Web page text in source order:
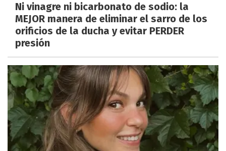
Ni vinagre ni bicarbonato de sodio: la
MEJOR manera de eliminar el sarro de los
orificios de la ducha y evitar PERDER
presión